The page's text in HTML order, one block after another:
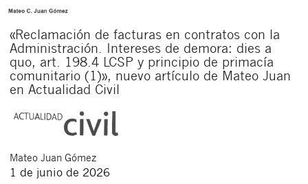
«Reclamación de facturas en contratos con la
Administración. Intereses de demora: dies a
quo, art. 198.4 LCSP y principio de primacía
comunitario (1)», nuevo artículo de Mateo Juan
en Actualidad Civil
Mateo Juan Gómez
1 de junio de 2026